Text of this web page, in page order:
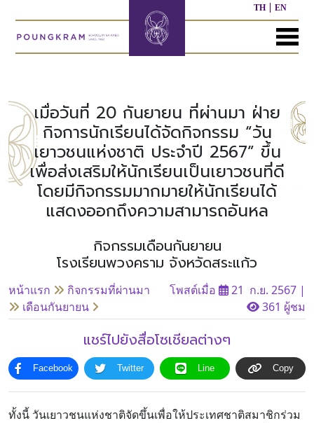
TH EN
MENU
แรก
กับ
ประวัติ
โรงเรียน
บริหาร/
กิจ
ของ
เรา
และ
ภารกิจ
หลักสูตร
ก่อน
วัย
เรียน
หลักสูตร
ศึกษา
หลักสูตร
มัธยมศึกษา
ผล
งาน
ที่
ผ่าน
มา
กิจกรรม
เราเมื่อวันที่ 20 กันยายน ที่ผ่านมา ฝ่าย
กิจการนักเรียนได้จัดกิจกรรม “วัน
เยาวชนแห่งชาติ ประจำปี 2567” ขึ้น
เพื่อส่งเสริมให้นักเรียนเป็นเยาวชนที่ดี
โดยมีกิจกรรมมากมายให้นักเรียนได้
แสดงออกถึงความสามารถอันหล
กิจกรรมเดือนกันยายน
โรงเรียนพวงคราม จังหวัดสระแก้ว
หน้าแรก
กิจกรรมที่ผ่านมา
เดือนกันยายน
โพสต์เมื่อ 21 ก.ย. 2567 |
361 ผู้ชม
แชร์ไปยังสื่อโซเชียลต่างๆ
Facebook Twitter Line Copy
ทั้งนี้ วันเยาวชนแห่งชาติจัดขึ้นเพื่อให้ประเทศชาติสมาชิกร่วม